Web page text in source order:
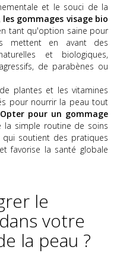
et le souci de la
les gommages visage bio
tant qu'option saine pour
mettent en avant des
et biologiques,
de parabènes ou
plantes et les vitamines
pour nourrir la peau tout
Opter pour un gommage
la simple routine de soins
soutient des pratiques
favorise la santé globale
le
votre
la peau ?